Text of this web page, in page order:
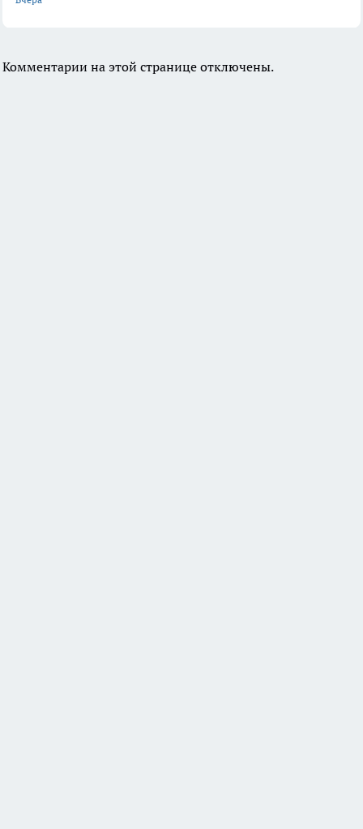
Комментарии на этой странице отключены.